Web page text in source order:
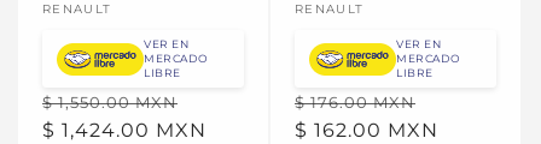
Proveedor:
RENAULT
VER EN
MERCADO
LIBRE
Precio
habitual
$ 1,550.00 MXN
de
$ 1,424.00 MXN
Proveedor:
RENAULT
VER EN
MERCADO
LIBRE
Precio
habitual
$ 176.00 MXN
de
$ 162.00 MXN